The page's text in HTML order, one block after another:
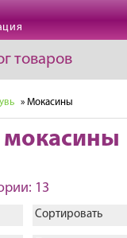
товаров
» Мокасины
13
Сортировать